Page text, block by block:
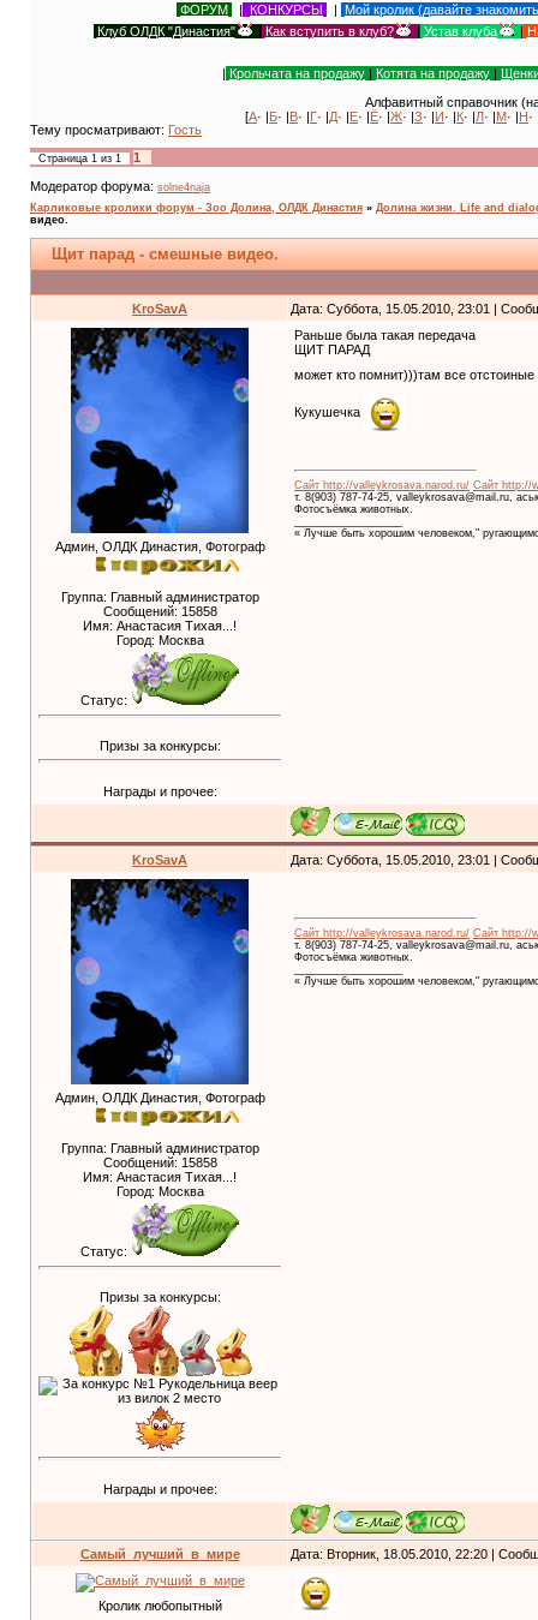
ФОРУМ | КОНКУРСЫ | Мой кролик (давайте
Клуб ОЛДК "Династия"
| Как вступить в клуб? | Устав клуба |
| Крольчата на продажу | Котята на продажу |
Алфавитный справочник
[А· |Б· |В· |Г· |Д· |Е· |Ё· |Ж· |З· |И· |К· |Л· |М· |Н·
Тему просматривают: Гость
Страница 1 из 1
1
Модератор форума: solne4naja
Карликовые кролики форум - Зоо Долина, ОЛДК Династия » Долина жизни. Life and
видео.
Щит парад - смешные видео.
KroSavA Дата: Суббота, 15.05.2010, 23:01 |
Админ, ОЛДК Династия, Фотограф
Группа: Главный администратор
Сообщений: 15858
Имя: Анастасия Тихая...!
Город: Москва
Статус:
Призы за конкурсы:
Награды и прочее:
Раньше была такая передача
ЩИТ ПАРАД
может кто помнит)))там все
Кукушечка
Сайт http://valleykrosava.narod.ru/ Сайт http://
т. 8(903) 787-74-25, valleykrosava@mail.ru,
Фотосъёмка животных.
« Лучше быть хорошим человеком,"
KroSavA Дата: Суббота, 15.05.2010, 23:01 |
Админ, ОЛДК Династия, Фотограф
Группа: Главный администратор
Сообщений: 15858
Имя: Анастасия Тихая...!
Город: Москва
Статус:
Призы за конкурсы:
Награды и прочее:
Сайт http://valleykrosava.narod.ru/ Сайт http://
т. 8(903) 787-74-25, valleykrosava@mail.ru,
Фотосъёмка животных.
« Лучше быть хорошим человеком,"
Самый_лучший_в_мире Дата: Вторник, 18.05.2010, 22:20 |
Кролик любопытный